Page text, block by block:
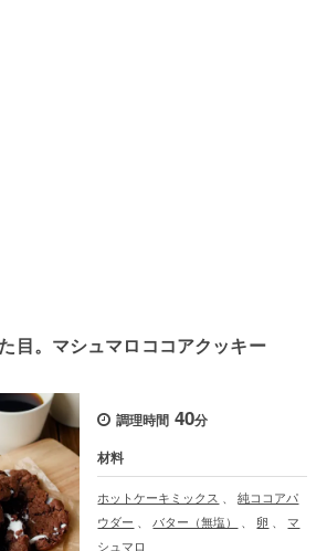
目。マシュマロココアクッキー
調理時間 40分
材料
ホットケーキミックス 、純ココアパ
ウダー 、バター（無塩） 、 卵 、 マ
シュマロ